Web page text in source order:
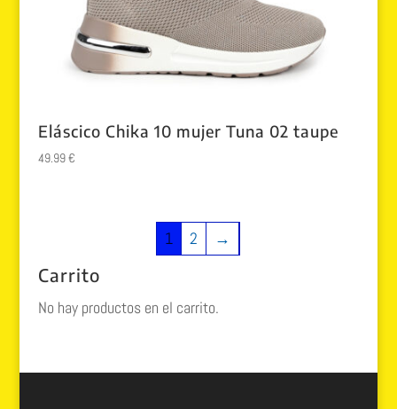
Eláscico Chika 10 mujer Tuna 02 taupe
49.99€
1 2 →
Carrito
No hay productos en el carrito.